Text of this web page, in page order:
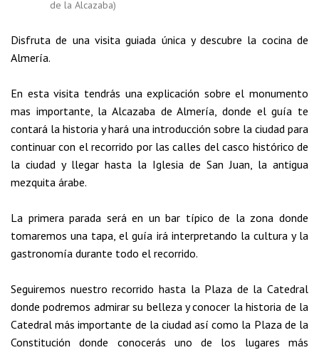
de la Alcazaba)
Disfruta de una visita guiada única y descubre la cocina de
Almería.
En esta visita tendrás una explicación sobre el monumento
mas importante, la Alcazaba de Almería, donde el guía te
contará la historia y hará una introducción sobre la ciudad para
continuar con el recorrido por las calles del casco histórico de
la ciudad y llegar hasta la Iglesia de San Juan, la antigua
mezquita árabe.
La primera parada será en un bar típico de la zona donde
tomaremos una tapa, el guía irá interpretando la cultura y la
gastronomía durante todo el recorrido.
Seguiremos nuestro recorrido hasta la Plaza de la Catedral
donde podremos admirar su belleza y conocer la historia de la
Catedral más importante de la ciudad así como la Plaza de la
Constitución donde conocerás uno de los lugares más